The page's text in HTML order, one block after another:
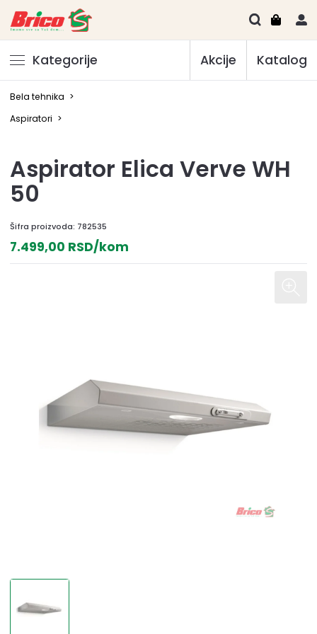
Kategorije Akcije Katalog
Bela tehnika >
Aspiratori >
Aspirator Elica Verve WH
50
Šifra proizvoda: 782535
7.499,00 RSD/kom